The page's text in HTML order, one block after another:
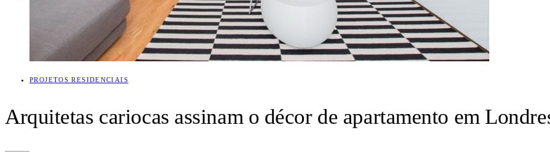
Detalhes da conta
Senha perdida
Log out
PROJETOS RESIDENCIAIS
Arquitetas cariocas assinam o décor de apartamento em